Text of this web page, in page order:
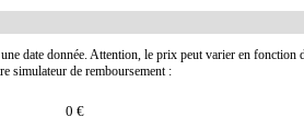
date donnée. Attention, le prix peut varier en
simulateur de remboursement :
0 €